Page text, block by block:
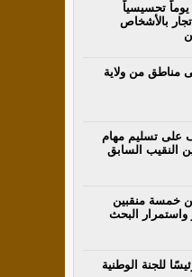
تحسيسياً
بالأشخاص
مناطق من ولاية
على تسليم مهام
النقيب السابق
خمسة منقبين
البحث
للجنة الوطنية